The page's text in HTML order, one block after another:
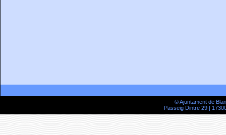
© Ajuntament de
Passeig Dintre 29 |